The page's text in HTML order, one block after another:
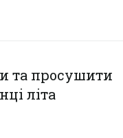
та просушити
літа